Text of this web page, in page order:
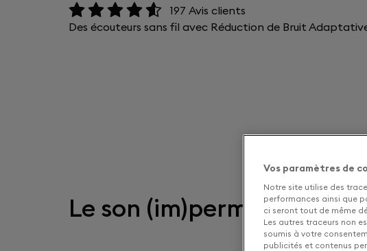
197 Avis clients
Des écouteurs sans fil avec Réduction de Bruit
Le son (im)perméable
Vos paramètres de
Notre site utilise des
performances ainsi que
ci seront tout de même
Les autres traceurs non
soumis à votre
publicités et contenus